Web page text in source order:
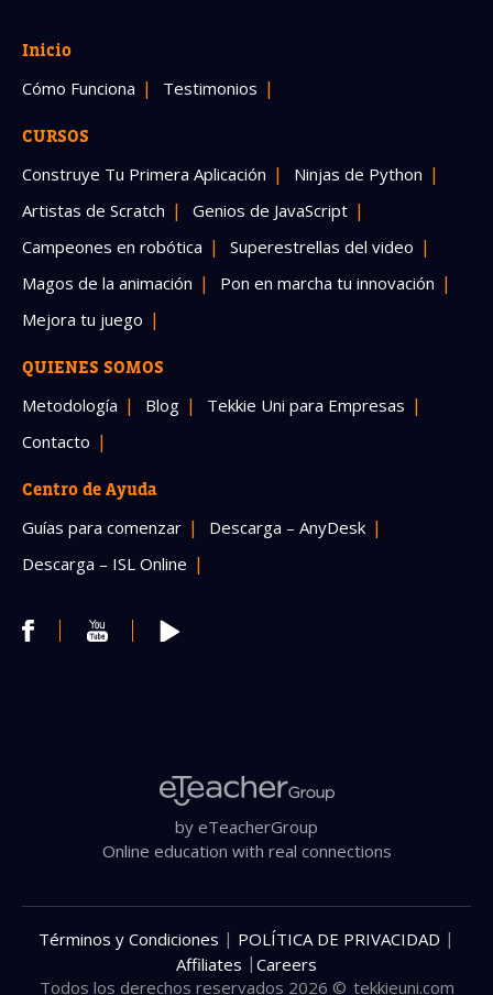
Inicio
Cómo Funciona Testimonios
CURSOS
Construye Tu Primera Aplicación
Ninjas de Python
Artistas de Scratch
Genios de JavaScript
Campeones en robótica
Superestrellas del video
Magos de la animación
Pon en marcha tu innovación
Mejora tu juego
QUIENES SOMOS
Metodología Blog
Tekkie Uni para Empresas
Contacto
Centro de Ayuda
Guías para comenzar
Descarga – AnyDesk
Descarga – ISL Online
by eTeacherGroup
Online education with real connections
Todos los derechos reservados 2026 © tekkieuni.com
Términos y Condiciones | POLÍTICA DE PRIVACIDAD |
Affiliates | Careers